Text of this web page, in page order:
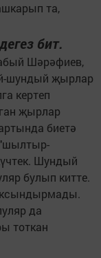
та,
бит.
Шәрәфиев,
шундый җырлар
кертеп
җырлар
биетә
"шылтыр-
Шундый
булып китте.
да
тоткан